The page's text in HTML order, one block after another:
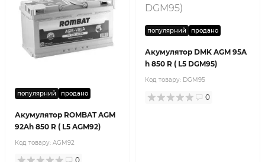
популярний продано
Акумулятор ROMBAT AGM
92Ah 850 R ( L5 AGM92)
Код товару: AGM92
0
популярний продано
Акумулятор DMK AGM 95A
h 850 R ( L5 DGM95)
Код товару: DGM95
0